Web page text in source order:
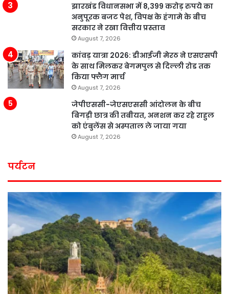
झारखंड विधानसभा में 8,399 करोड़ रुपये का
अनुपूरक बजट पेश, विपक्ष के हंगामे के बीच
सरकार ने रखा वित्तीय प्रस्ताव
August 7, 2026
कांवड़ यात्रा 2026: डीआईजी मेरठ ने एसएसपी
के साथ मिलकर बेगमपुल से दिल्ली रोड तक
किया फ्लैग मार्च
August 7, 2026
जेपीएससी-जेएसएससी आंदोलन के बीच
बिगड़ी छात्र की तबीयत, अनशन कर रहे राहुल
को एंबुलेंस से अस्पताल ले जाया गया
August 7, 2026
पर्यटन